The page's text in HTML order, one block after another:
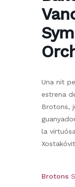
Una nit
estrena
Brotons,
la
Brotons